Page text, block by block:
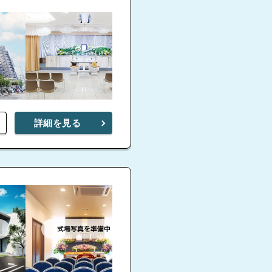
詳細を見る